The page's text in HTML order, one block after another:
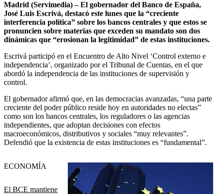
Madrid (Servimedia) – El gobernador del Banco de España,
José Luis Escrivá, destacó este lunes que la “creciente
interferencia política” sobre los bancos centrales y que estos se
pronuncien sobre materias que exceden su mandato son dos
dinámicas que “erosionan la legitimidad” de estas instituciones.
Escrivá participó en el Encuentro de Alto Nivel ‘Control externo e
independencia’, organizado por el Tribunal de Cuentas, en el que
abordó la independencia de las instituciones de supervisión y
control.
El gobernador afirmó que, en las democracias avanzadas, “una parte
creciente del poder público reside hoy en autoridades no electas”
como son los bancos centrales, los reguladores o las agencias
independientes, que adoptan decisiones con efectos
macroeconómicos, distributivos y sociales “muy relevantes”.
Defendió que la existencia de estas instituciones es “fundamental”.
El BCE mantiene
ECONOMÍA